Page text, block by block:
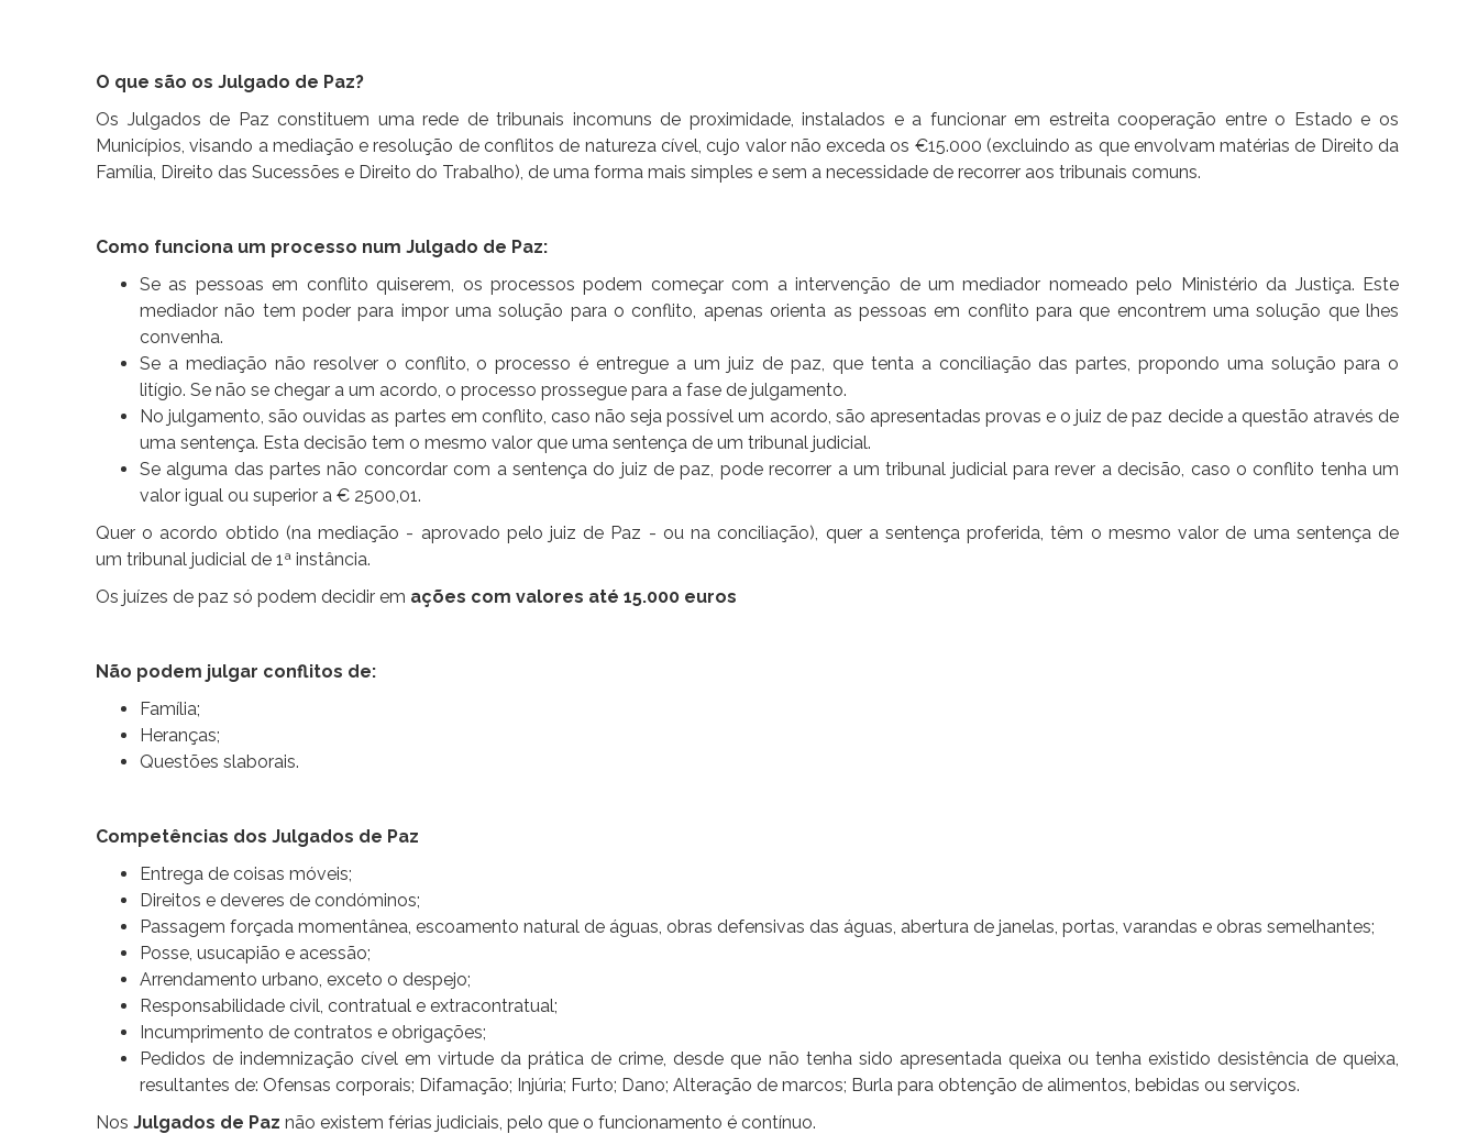
O que são os Julgado de Paz?
Os Julgados de Paz constituem uma rede de tribunais incomuns de proximidade, instalados e a funcionar em estreita cooperação entre o Estado e os
Municípios, visando a mediação e resolução de conflitos de natureza cível, cujo valor não exceda os €15.000 (excluindo as que envolvam matérias de Direito da
Família, Direito das Sucessões e Direito do Trabalho), de uma forma mais simples e sem a necessidade de recorrer aos tribunais comuns.
Como funciona um processo num Julgado de Paz:
Se as pessoas em conflito quiserem, os processos podem começar com a intervenção de um mediador nomeado pelo Ministério da Justiça. Este
mediador não tem poder para impor uma solução para o conflito, apenas orienta as pessoas em conflito para que encontrem uma solução que lhes
convenha.
Se a mediação não resolver o conflito, o processo é entregue a um juiz de paz, que tenta a conciliação das partes, propondo uma solução para o
litígio. Se não se chegar a um acordo, o processo prossegue para a fase de julgamento.
No julgamento, são ouvidas as partes em conflito, caso não seja possível um acordo, são apresentadas provas e o juiz de paz decide a questão através de
uma sentença. Esta decisão tem o mesmo valor que uma sentença de um tribunal judicial.
Se alguma das partes não concordar com a sentença do juiz de paz, pode recorrer a um tribunal judicial para rever a decisão, caso o conflito tenha um
valor igual ou superior a € 2500,01.
Quer o acordo obtido (na mediação - aprovado pelo juiz de Paz - ou na conciliação), quer a sentença proferida, têm o mesmo valor de uma sentença de
um tribunal judicial de 1ª instância.
Os juízes de paz só podem decidir em ações com valores até 15.000 euros
Não podem julgar conflitos de:
Família;
Heranças;
Questões slaborais.
Competências dos Julgados de Paz
Entrega de coisas móveis;
Direitos e deveres de condóminos;
Passagem forçada momentânea, escoamento natural de águas, obras defensivas das águas, abertura de janelas, portas, varandas e obras semelhantes;
Posse, usucapião e acessão;
Arrendamento urbano, exceto o despejo;
Responsabilidade civil, contratual e extracontratual;
Incumprimento de contratos e obrigações;
Pedidos de indemnização cível em virtude da prática de crime, desde que não tenha sido apresentada queixa ou tenha existido desistência de queixa,
resultantes de: Ofensas corporais; Difamação; Injúria; Furto; Dano; Alteração de marcos; Burla para obtenção de alimentos, bebidas ou serviços.
Nos Julgados de Paz não existem férias judiciais, pelo que o funcionamento é contínuo.